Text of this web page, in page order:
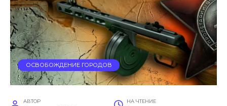
ОСВОБОЖДЕНИЕ ГОРОДОВ
АВТОР НА ЧТЕНИЕ